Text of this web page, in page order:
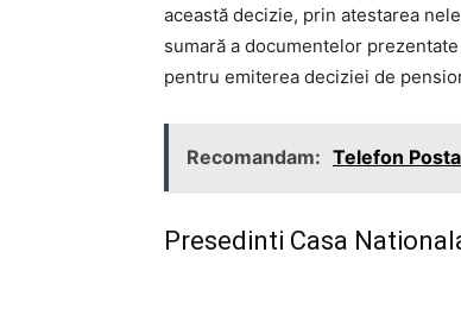
această decizie, prin atestarea
sumară a documentelor
pentru emiterea deciziei de
Recomandam: Telefon
Presedinti Casa